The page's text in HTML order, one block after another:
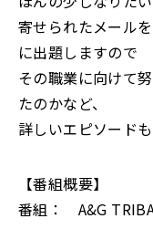
寄せられたメール
に出題しますので
その職業に向けて
たのかなど、
詳しいエピソード
【番組概要】
番組： A&G